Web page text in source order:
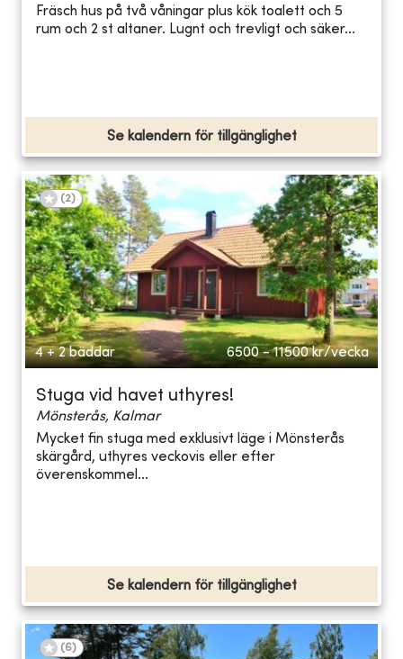
Fräsch hus på två våningar plus kök toalett och 5
rum och 2 st altaner. Lugnt och trevligt och säker...
Se kalendern för tillgänglighet
(2)
4 + 2 bäddar 6500 - 11500 kr/vecka
Stuga vid havet uthyres!
Mönsterås, Kalmar
Mycket fin stuga med exklusivt läge i Mönsterås
skärgård, uthyres veckovis eller efter
överenskommel...
Se kalendern för tillgänglighet
(6)